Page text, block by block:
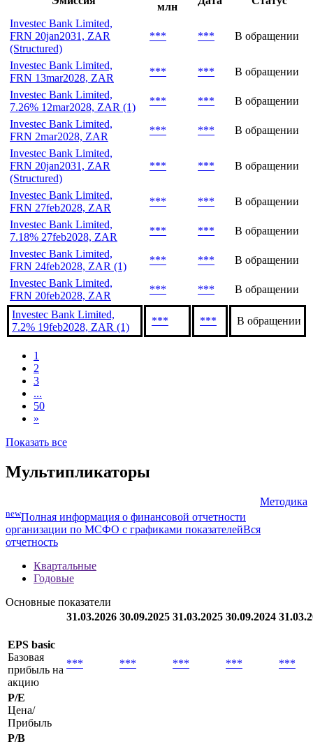
млн
Investec Bank Limited,
FRN 20jan2031, ZAR
(Structured)
*** *** В обращении
Investec Bank Limited,
FRN 13mar2028, ZAR
*** ***
В обращении
Investec Bank Limited,
7.26% 12mar2028, ZAR (1)
*** ***
В обращении
Investec Bank Limited,
FRN 2mar2028, ZAR
*** ***
В обращении
Investec Bank Limited,
FRN 20jan2031, ZAR
(Structured)
*** *** В обращении
Investec Bank Limited,
FRN 27feb2028, ZAR
*** ***
В обращении
Investec Bank Limited,
7.18% 27feb2028, ZAR
*** ***
В обращении
Investec Bank Limited,
FRN 24feb2028, ZAR (1)
*** ***
В обращении
Investec Bank Limited,
FRN 20feb2028, ZAR
*** *** В обращении
Investec Bank Limited,
7.2% 19feb2028, ZAR (1)
*** *** В обращении
1
2
3
...
50
»
Показать все
Мультипликаторы
Методика
newПолная информация о финансовой отчетности
организации по МСФО с графиками показателейВся
отчетность
Квартальные
Годовые
Основные показатели
31.03.2026 30.09.2025 31.03.2025 30.09.2024
EPS basic
Базовая
прибыль на
акцию
*** *** *** *** ***
P/E
Цена/
Прибыль
P/B